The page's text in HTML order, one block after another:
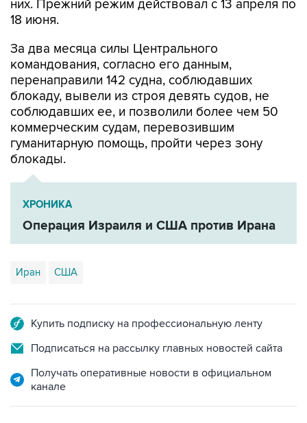
За два месяца силы Центрального
перенаправили 142 судна, соблюдавших
блокаду, вывели из строя девять судов, не
соблюдавших ее, и позволили более чем 50
коммерческим судам, перевозившим
гуманитарную помощь, пройти через зону
блокады.
ХРОНИКА
Операция Израиля и США против Ирана
Иран США
Подписаться на рассылку главных новостей сайта
Получать оперативные новости в официальном